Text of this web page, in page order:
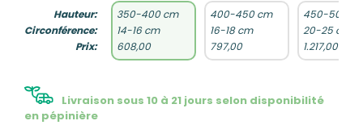
Hauteur:
Circonférence:
Prix:
350-400 cm
14-16 cm
608,00
400-450 cm
16-18 cm
797,00
450-500
20-25 cm
1.217,00
Livraison sous 10 à 21 jours selon disponibilité
en pépinière